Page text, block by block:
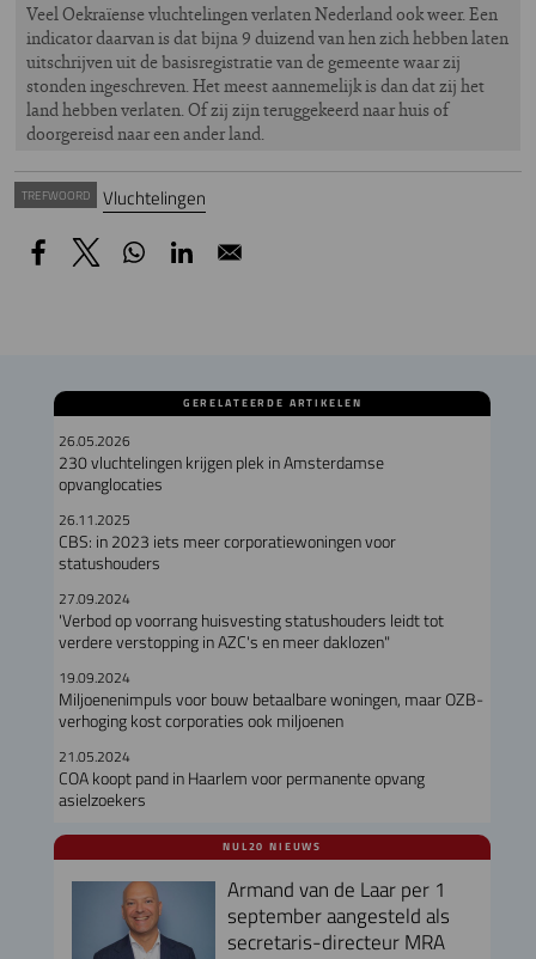
Veel Oekraïense vluchtelingen verlaten Nederland ook weer. Een
indicator daarvan is dat bijna 9 duizend van hen zich hebben laten
uitschrijven uit de basisregistratie van de gemeente waar zij
stonden ingeschreven. Het meest aannemelijk is dan dat zij het
land hebben verlaten. Of zij zijn teruggekeerd naar huis of
doorgereisd naar een ander land.
TREFWOORD Vluchtelingen
GERELATEERDE ARTIKELEN
26.05.2026
230 vluchtelingen krijgen plek in Amsterdamse
opvanglocaties
26.11.2025
CBS: in 2023 iets meer corporatiewoningen voor
statushouders
27.09.2024
'Verbod op voorrang huisvesting statushouders leidt tot
verdere verstopping in AZC's en meer daklozen"
19.09.2024
Miljoenenimpuls voor bouw betaalbare woningen, maar OZB-
verhoging kost corporaties ook miljoenen
21.05.2024
COA koopt pand in Haarlem voor permanente opvang
asielzoekers
NUL20 NIEUWS
Armand van de Laar per 1
september aangesteld als
secretaris-directeur MRA